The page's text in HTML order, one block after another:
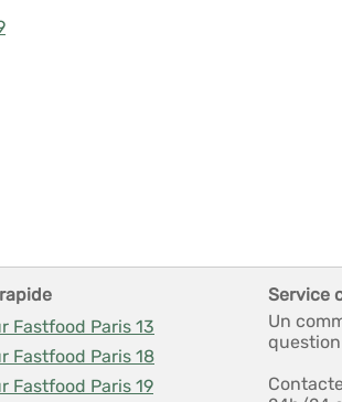
Fastfood Paris 13
Fastfood Paris 18
Fastfood Paris 19
Service
Un